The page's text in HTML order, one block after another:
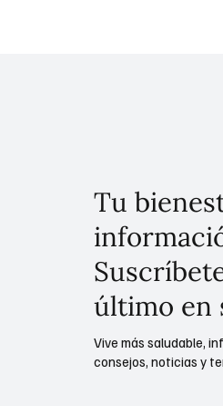
Tu
último en
Vive más saludable,
consejos, noticias y